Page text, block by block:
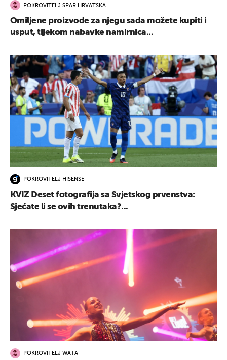
POKROVITELJ SPAR HRVATSKA
Omiljene proizvode za njegu sada možete kupiti i
usput, tijekom nabavke namirnica...
POKROVITELJ HISENSE
KVIZ Deset fotografija sa Svjetskog prvenstva:
Sjećate li se ovih trenutaka?...
POKROVITELJ WATA